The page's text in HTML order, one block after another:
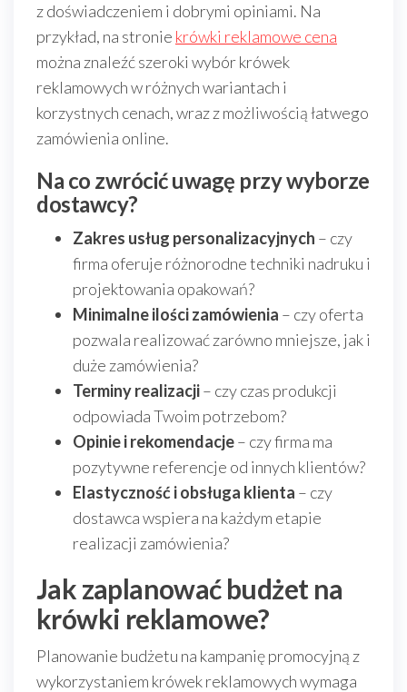
z doświadczeniem i dobrymi opiniami. Na
przykład, na stronie krówki reklamowe cena
można znaleźć szeroki wybór krówek
reklamowych w różnych wariantach i
korzystnych cenach, wraz z możliwością łatwego
zamówienia online.
Na co zwrócić uwagę przy wyborze
dostawcy?
Zakres usług personalizacyjnych – czy
firma oferuje różnorodne techniki nadruku i
projektowania opakowań?
Minimalne ilości zamówienia – czy oferta
pozwala realizować zarówno mniejsze, jak i
duże zamówienia?
Terminy realizacji– czy czas produkcji
odpowiada Twoim potrzebom?
Opinie i rekomendacje– czy firma ma
pozytywne referencje od innych klientów?
Elastyczność i obsługa klienta – czy
dostawca wspiera na każdym etapie
realizacji zamówienia?
Jak zaplanować budżet na
krówki reklamowe?
Planowanie budżetu na kampanię promocyjną z
wykorzystaniem krówek reklamowych wymaga